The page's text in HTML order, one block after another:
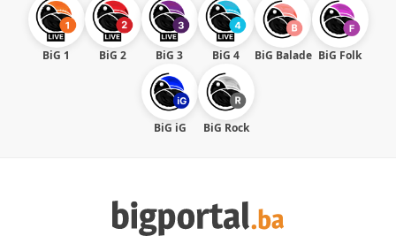
BiG 1 BiG 2 BiG 3 BiG 4 BiG Balade BiG Folk
BiG iG BiG Rock